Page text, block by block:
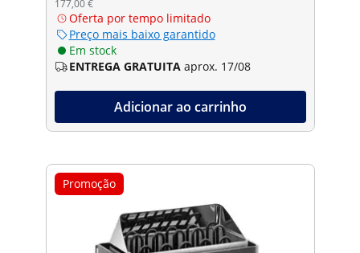
177,00 €
Oferta por tempo limitado
Preço mais baixo garantido
Em stock
ENTREGA GRATUITA aprox. 17/08
Adicionar ao carrinho
Promoção